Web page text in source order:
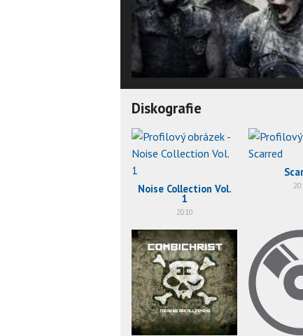
Diskografie
Noise Collection Vol.
1
2010